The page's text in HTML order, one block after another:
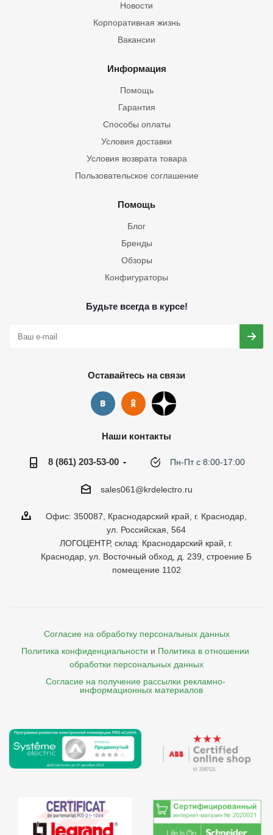
Новости
Корпоративная жизнь
Вакансии
Информация
Помощь
Гарантия
Способы оплаты
Условия доставки
Условия возврата товара
Пользовательское соглашение
Помощь
Блог
Бренды
Обзоры
Конфигураторы
Будьте всегда в курсе!
Оставайтесь на связи
Наши контакты
8 (861) 203-53-00 Пн-Пт с 8:00-17:00
sales061@krdelectro.ru
Офис: 350087, Краснодарский край, г. Краснодар,
ул. Российская, 564
ЛОГОЦЕНТР, склад: Краснодарский край, г.
Краснодар, ул. Восточный обход, д. 239, строение Б
помещение 1102
Согласие на обработку персональных данных
Политика конфиденциальности и Политика в отношении
обработки персональных данных
Согласие на получение рассылки рекламно-
    информационных материалов